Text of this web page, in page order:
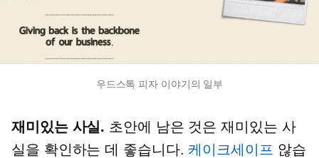
우드스톡 피자 이야기의 일부
재미있는 사실. 초안에 남은 것은 재미있는 사
실을 확인하는 데 좋습니다. 케이크세이프 않습